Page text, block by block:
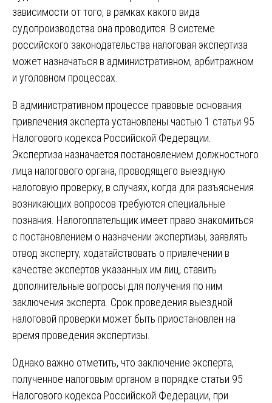
зависимости от того, в рамках какого вида
судопроизводства она проводится. В системе
российского законодательства налоговая экспертиза
может назначаться в административном, арбитражном
и уголовном процессах.
В административном процессе правовые основания
привлечения эксперта установлены частью 1 статьи 95
Налогового кодекса Российской Федерации.
Экспертиза назначается постановлением должностного
лица налогового органа, проводящего выездную
налоговую проверку, в случаях, когда для разъяснения
возникающих вопросов требуются специальные
познания. Налогоплательщик имеет право знакомиться
с постановлением о назначении экспертизы, заявлять
отвод эксперту, ходатайствовать о привлечении в
качестве экспертов указанных им лиц, ставить
дополнительные вопросы для получения по ним
заключения эксперта. Срок проведения выездной
налоговой проверки может быть приостановлен на
время проведения экспертизы.
Однако важно отметить, что заключение эксперта,
полученное налоговым органом в порядке статьи 95
Налогового кодекса Российской Федерации, при